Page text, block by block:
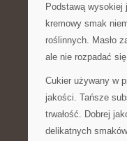
Podstawą
kremowy smak
roślinnych. Masło
ale nie rozpadać
Cukier używany w
jakości. Tańsze
trwałość. Dobrej
delikatnych